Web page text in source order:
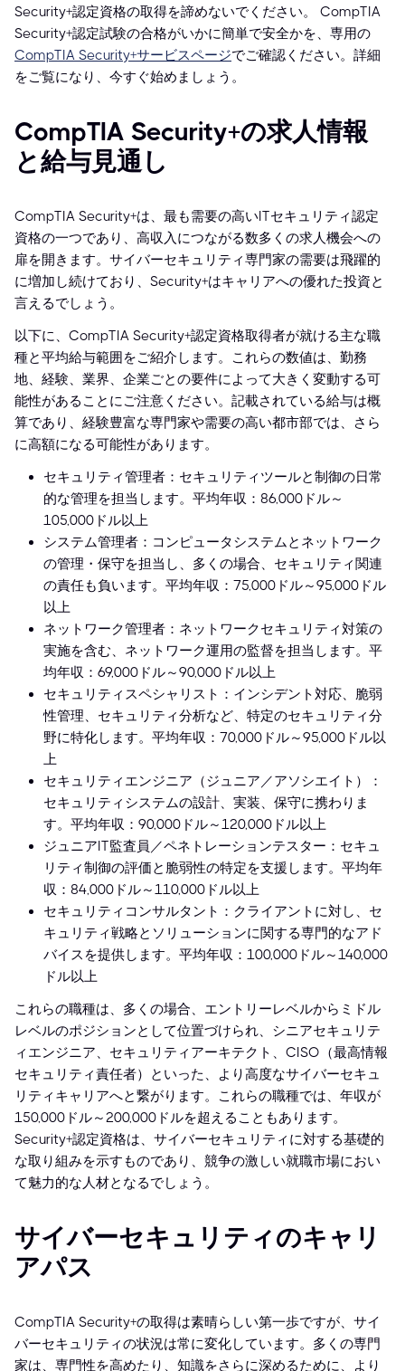
Security+認定資格の取得を諦めないでください。 CompTIA
Security+認定試験の合格がいかに簡単で安全かを、専用の
CompTIA Security+サービスページでご確認ください。詳細
をご覧になり、今すぐ始めましょう。
CompTIA Security+の求人情報
と給与見通し
CompTIA Security+は、最も需要の高いITセキュリティ認定
資格の一つであり、高収入につながる数多くの求人機会への
扉を開きます。サイバーセキュリティ専門家の需要は飛躍的
に増加し続けており、Security+はキャリアへの優れた投資と
言えるでしょう。
以下に、CompTIA Security+認定資格取得者が就ける主な職
種と平均給与範囲をご紹介します。これらの数値は、勤務
地、経験、業界、企業ごとの要件によって大きく変動する可
能性があることにご注意ください。記載されている給与は概
算であり、経験豊富な専門家や需要の高い都市部では、さら
に高額になる可能性があります。
セキュリティ管理者：セキュリティツールと制御の日常
的な管理を担当します。平均年収：86,000ドル～
105,000ドル以上
システム管理者：コンピュータシステムとネットワーク
の管理・保守を担当し、多くの場合、セキュリティ関連
の責任も負います。平均年収：75,000ドル～95,000ドル
以上
ネットワーク管理者：ネットワークセキュリティ対策の
実施を含む、ネットワーク運用の監督を担当します。平
均年収：69,000ドル～90,000ドル以上
セキュリティスペシャリスト：インシデント対応、脆弱
性管理、セキュリティ分析など、特定のセキュリティ分
野に特化します。平均年収：70,000ドル～95,000ドル以
上
セキュリティエンジニア（ジュニア／アソシエイト）：
セキュリティシステムの設計、実装、保守に携わりま
す。平均年収：90,000ドル～120,000ドル以上
ジュニアIT監査員／ペネトレーションテスター：セキュ
リティ制御の評価と脆弱性の特定を支援します。平均年
収：84,000ドル～110,000ドル以上
セキュリティコンサルタント：クライアントに対し、セ
キュリティ戦略とソリューションに関する専門的なアド
バイスを提供します。平均年収：100,000ドル～140,000
ドル以上
これらの職種は、多くの場合、エントリーレベルからミドル
レベルのポジションとして位置づけられ、シニアセキュリテ
ィエンジニア、セキュリティアーキテクト、CISO（最高情報
セキュリティ責任者）といった、より高度なサイバーセキュ
リティキャリアへと繋がります。これらの職種では、年収が
150,000ドル～200,000ドルを超えることもあります。
Security+認定資格は、サイバーセキュリティに対する基礎的
な取り組みを示すものであり、競争の激しい就職市場におい
て魅力的な人材となるでしょう。
サイバーセキュリティのキャリ
アパス
CompTIA Security+の取得は素晴らしい第一歩ですが、サイ
バーセキュリティの状況は常に変化しています。多くの専門
家は、専門性を高めたり、知識をさらに深めるために、より